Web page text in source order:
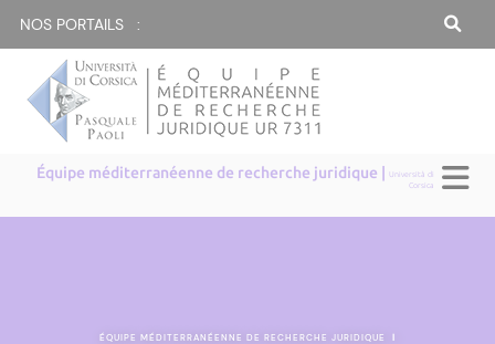
NOS PORTAILS :
Équipe méditerranéenne de recherche juridique |Università di
Corsica
ÉQUIPE MÉDITERRANÉENNE DE RECHERCHE JURIDIQUE |